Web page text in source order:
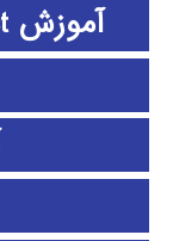
آموزش Microsoft Office Project